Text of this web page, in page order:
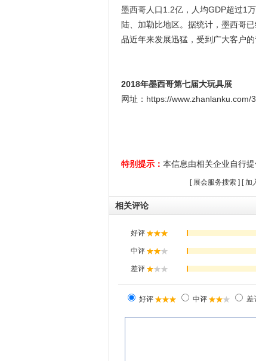
墨西哥人口1.2亿，人均GDP超过1
陆、加勒比地区。据统计，墨西哥
品近年来发展迅猛，受到广大客户
2018年墨西哥第七届大玩具展
网址：https://www.zhanlanku.com/
特别提示： 本信息由相关企业自行
[ 展会服务搜索] [加
相关评论